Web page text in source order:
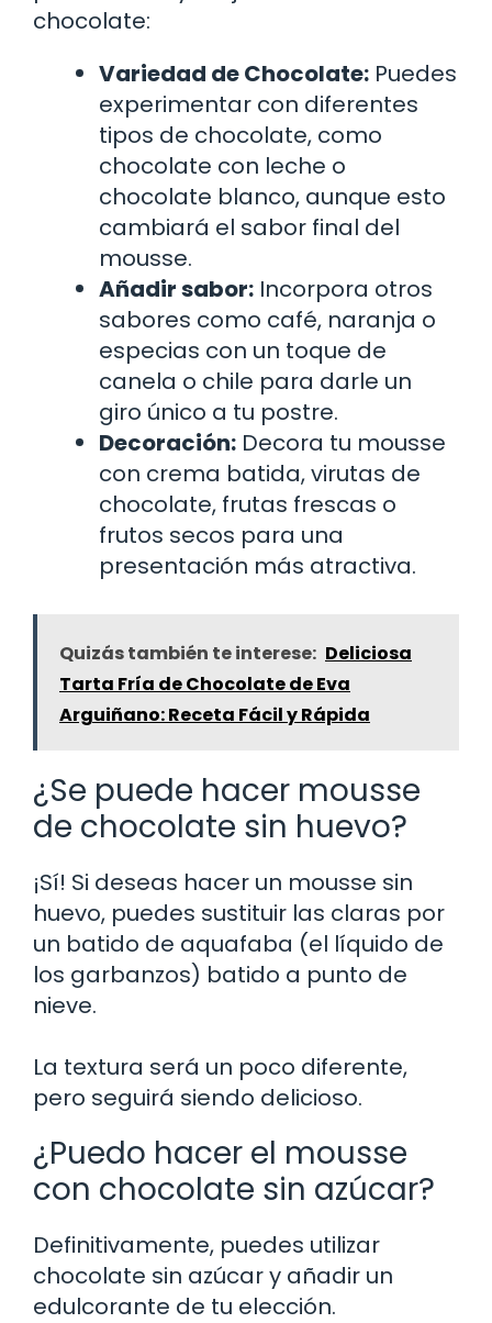
chocolate:
Variedad de Chocolate: Puedes
experimentar con diferentes
tipos de chocolate, como
chocolate con leche o
chocolate blanco, aunque esto
cambiará el sabor final del
mousse.
Añadir sabor: Incorpora otros
sabores como café, naranja o
especias con un toque de
canela o chile para darle un
giro único a tu postre.
Decoración: Decora tu mousse
con crema batida, virutas de
chocolate, frutas frescas o
frutos secos para una
presentación más atractiva.
Quizás también te interese: Deliciosa
Tarta Fría de Chocolate de Eva
Arguiñano: Receta Fácil y Rápida
¿Se puede hacer mousse
de chocolate sin huevo?
¡Sí! Si deseas hacer un mousse sin
huevo, puedes sustituir las claras por
un batido de aquafaba (el líquido de
los garbanzos) batido a punto de
nieve.
La textura será un poco diferente,
pero seguirá siendo delicioso.
¿Puedo hacer el mousse
con chocolate sin azúcar?
Definitivamente, puedes utilizar
chocolate sin azúcar y añadir un
edulcorante de tu elección.